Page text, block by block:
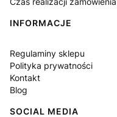
INFORMACJE
Regulaminy sklepu
Polityka prywatności
Kontakt
Blog
SOCIAL MEDIA